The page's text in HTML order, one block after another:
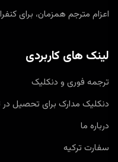
اعزام مترجم همزمان، برای
لینک های کاربردی
ترجمه فوری و دنکلیک
دنکلیک مدارک برای تحصیل در
درباره ما
سفارت ترکیه